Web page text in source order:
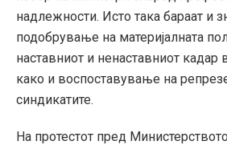
надлежности. Исто така бараат и
подобрување на материјалната
наставниот и ненаставниот кадар
како и воспоставување на
синдикатите.
На протестот пред